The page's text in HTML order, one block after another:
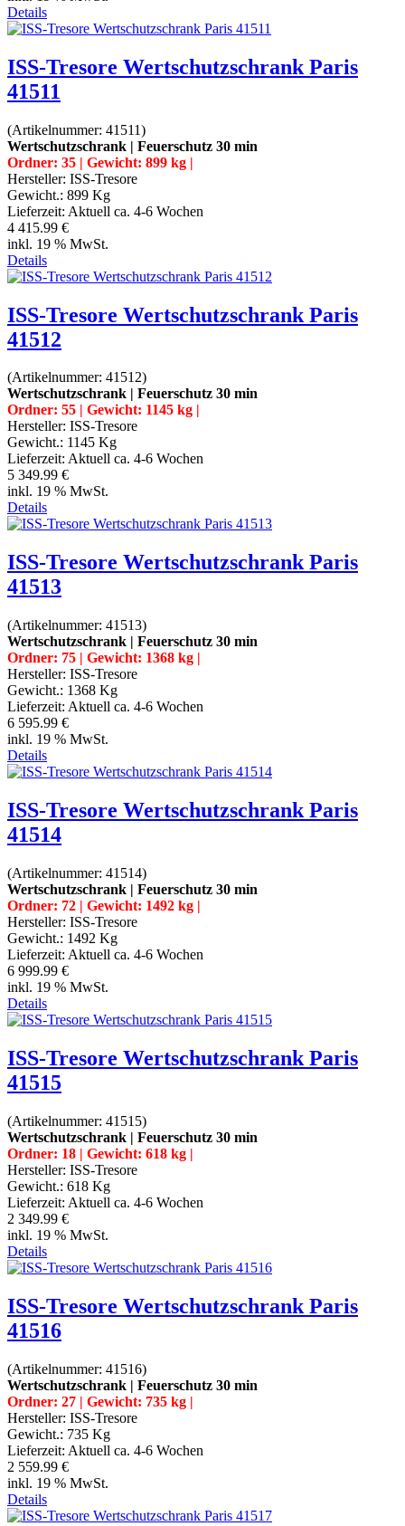
Details
ISS-Tresore Wertschutzschrank Paris
41511
(Artikelnummer: 41511)
Wertschutzschrank | Feuerschutz 30 min
Ordner: 35 | Gewicht: 899 kg |
Hersteller: ISS-Tresore
Gewicht.: 899 Kg
Lieferzeit: Aktuell ca. 4-6 Wochen
4 415.99 €
inkl. 19 % MwSt.
Details
ISS-Tresore Wertschutzschrank Paris
41512
(Artikelnummer: 41512)
Wertschutzschrank | Feuerschutz 30 min
Ordner: 55 | Gewicht: 1145 kg |
Hersteller: ISS-Tresore
Gewicht.: 1145 Kg
Lieferzeit: Aktuell ca. 4-6 Wochen
5 349.99 €
inkl. 19 % MwSt.
Details
ISS-Tresore Wertschutzschrank Paris
41513
(Artikelnummer: 41513)
Wertschutzschrank | Feuerschutz 30 min
Ordner: 75 | Gewicht: 1368 kg |
Hersteller: ISS-Tresore
Gewicht.: 1368 Kg
Lieferzeit: Aktuell ca. 4-6 Wochen
6 595.99 €
inkl. 19 % MwSt.
Details
ISS-Tresore Wertschutzschrank Paris
41514
(Artikelnummer: 41514)
Wertschutzschrank | Feuerschutz 30 min
Ordner: 72 | Gewicht: 1492 kg |
Hersteller: ISS-Tresore
Gewicht.: 1492 Kg
Lieferzeit: Aktuell ca. 4-6 Wochen
6 999.99 €
inkl. 19 % MwSt.
Details
ISS-Tresore Wertschutzschrank Paris
41515
(Artikelnummer: 41515)
Wertschutzschrank | Feuerschutz 30 min
Ordner: 18 | Gewicht: 618 kg |
Hersteller: ISS-Tresore
Gewicht.: 618 Kg
Lieferzeit: Aktuell ca. 4-6 Wochen
2 349.99 €
inkl. 19 % MwSt.
Details
ISS-Tresore Wertschutzschrank Paris
41516
(Artikelnummer: 41516)
Wertschutzschrank | Feuerschutz 30 min
Ordner: 27 | Gewicht: 735 kg |
Hersteller: ISS-Tresore
Gewicht.: 735 Kg
Lieferzeit: Aktuell ca. 4-6 Wochen
2 559.99 €
inkl. 19 % MwSt.
Details